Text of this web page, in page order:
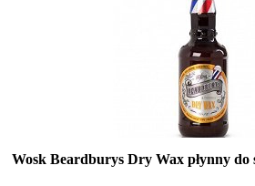
Wosk Beardburys Dry Wax płynny do